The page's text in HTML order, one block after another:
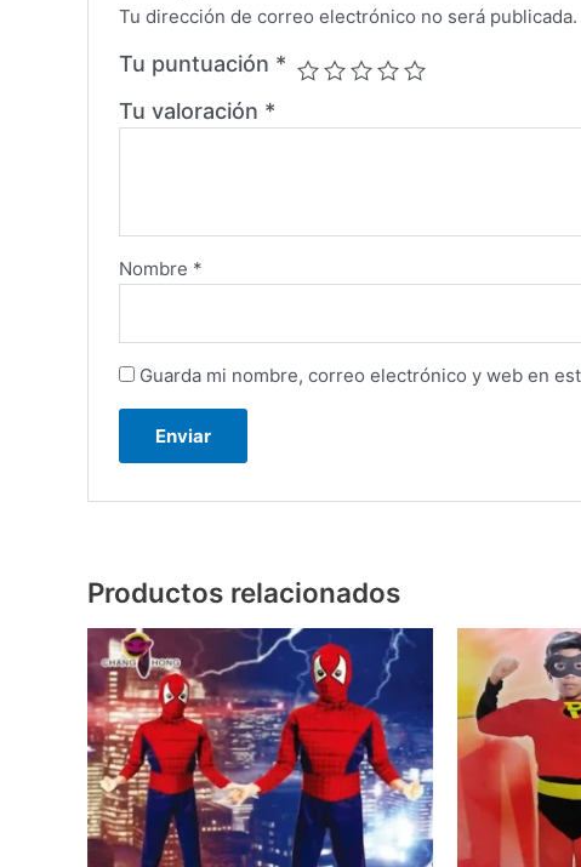
Tu dirección de correo electrónico no será publicada.
Tu puntuación *
Tu valoración *
Nombre *
Guarda mi nombre, correo electrónico y web en
Productos relacionados